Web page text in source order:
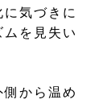
気づきに
を見失い
から温め